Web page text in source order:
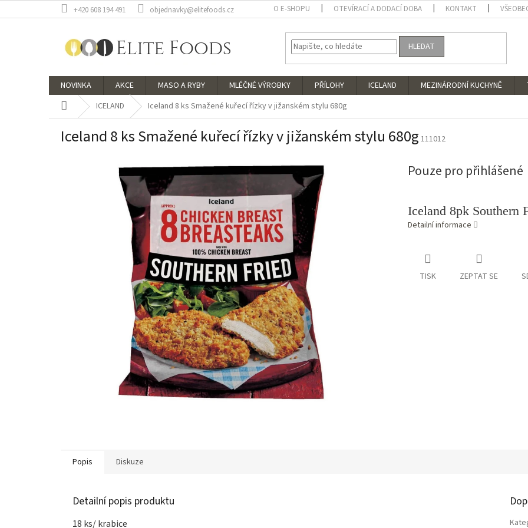
na
+420 608 194 491 objednavky@elitefoods.cz O E-SHOPU OTEVÍRACÍ A DODACÍ DOBA KONTAKT
HLEDAT
NOVINKA AKCE MASO A RYBY MLÉČNÉ VÝROBKY PŘÍLOHY ICELAND MEZINÁRODNÍ KUCHYNĚ
Domů ICELAND Iceland 8 ks Smažené kuřecí řízky v jižanském stylu 680g
Iceland 8 ks Smažené kuřecí řízky v jižanském stylu 680g 111012
Pouze pro přihlášené
Iceland 8pk Southern
Detailní informace
TISK ZEPTAT SE
Popis Diskuze
Detailní popis produktu
18 ks/ krabice